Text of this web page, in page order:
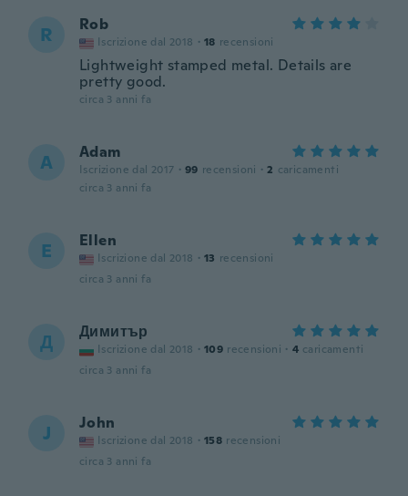
R Rob
Iscrizione dal 2018 · 18 recensioni
Lightweight stamped metal. Details are
pretty good.
circa 3 anni fa
A Adam
Iscrizione dal 2017 · 99 recensioni · 2 caricamenti
circa 3 anni fa
E Ellen
Iscrizione dal 2018 · 13 recensioni
circa 3 anni fa
Д Димитър
Iscrizione dal 2018 · 109 recensioni · 4 caricamenti
circa 3 anni fa
J John
Iscrizione dal 2018 · 158 recensioni
circa 3 anni fa